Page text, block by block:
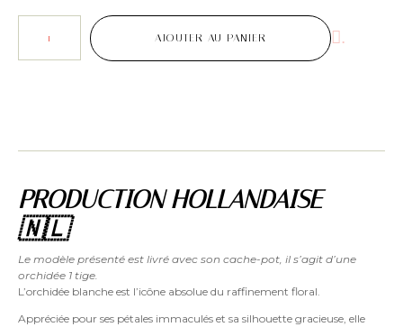
AJOUTER AU PANIER .
PRODUCTION HOLLANDAISE
🇳🇱
Le modèle présenté est livré avec son cache-pot, il s’agit d’une
orchidée 1 tige.
L’orchidée blanche est l’icône absolue du raffinement floral.
Appréciée pour ses pétales immaculés et sa silhouette gracieuse, elle